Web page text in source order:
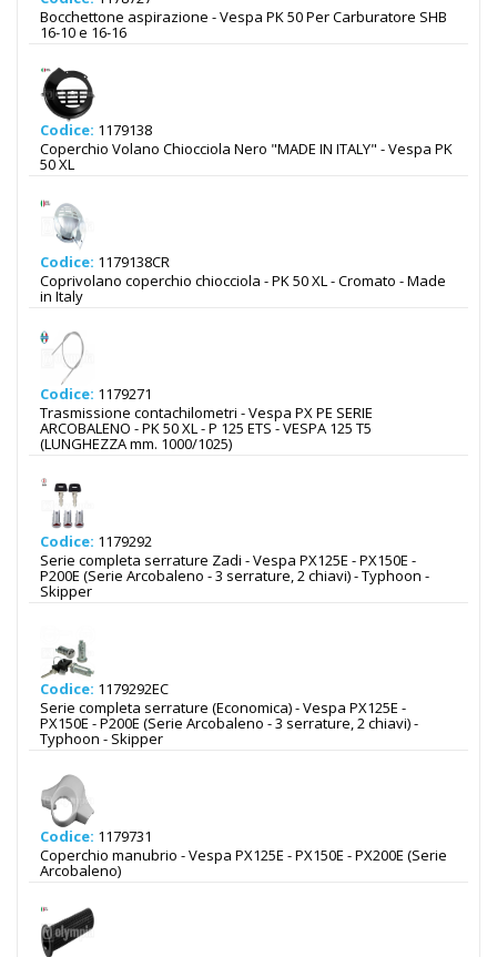
Bocchettone aspirazione - Vespa PK 50 Per Carburatore SHB
16-10 e 16-16
Codice: 1179138
Coperchio Volano Chiocciola Nero "MADE IN ITALY" - Vespa PK
50 XL
Codice: 1179138CR
Coprivolano coperchio chiocciola - PK 50 XL - Cromato - Made
in Italy
Codice: 1179271
Trasmissione contachilometri - Vespa PX PE SERIE
ARCOBALENO - PK 50 XL - P 125 ETS - VESPA 125 T5
(LUNGHEZZA mm. 1000/1025)
Codice: 1179292
Serie completa serrature Zadi - Vespa PX125E - PX150E -
P200E (Serie Arcobaleno - 3 serrature, 2 chiavi) - Typhoon -
Skipper
Codice: 1179292EC
Serie completa serrature (Economica) - Vespa PX125E -
PX150E - P200E (Serie Arcobaleno - 3 serrature, 2 chiavi) -
Typhoon - Skipper
Codice: 1179731
Coperchio manubrio - Vespa PX125E - PX150E - PX200E (Serie
Arcobaleno)